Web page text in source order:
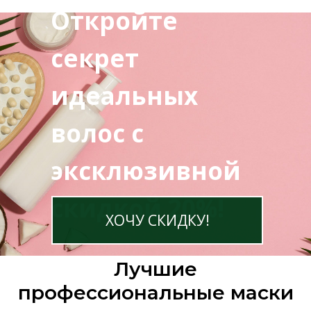
Откройте
секрет
идеальных
волос с
эксклюзивной
скидкой 20%!
ХОЧУ СКИДКУ!
Лучшие
профессиональные маски